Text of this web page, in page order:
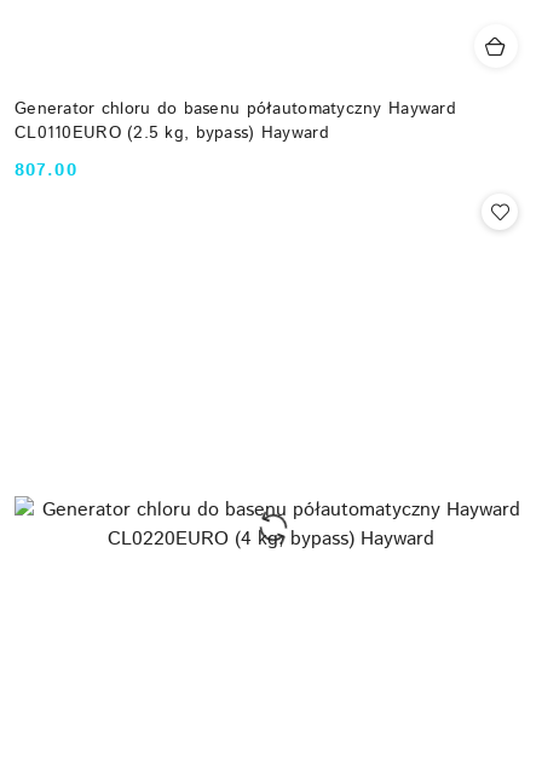
Generator chloru do basenu półautomatyczny Hayward
CL0110EURO (2.5 kg, bypass) Hayward
Cena:
807.00